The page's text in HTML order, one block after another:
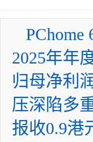
2025年年
归母净利
压深陷多
报收0.9港